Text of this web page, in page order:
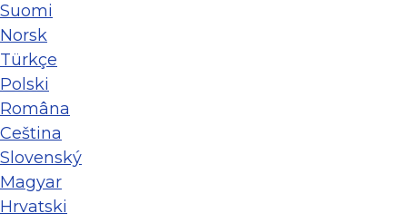
Suomi
Norsk
Türkçe
Polski
Româna
Ceština
Slovenský
Magyar
Hrvatski